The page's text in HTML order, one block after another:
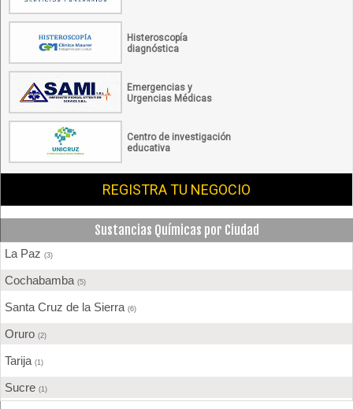
Histeroscopía
diagnóstica
Emergencias y
Urgencias Médicas
Centro de investigación
educativa
REGISTRA TU NEGOCIO
Sustancias Químicas por Ciudad
La Paz (3)
Cochabamba (5)
Santa Cruz de la Sierra (6)
Oruro (2)
Tarija (1)
Sucre (1)